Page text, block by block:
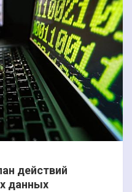
действий
данных